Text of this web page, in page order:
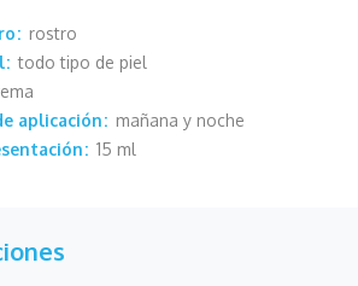
rostro
todo tipo de piel
aplicación
mañana y noche
15 ml